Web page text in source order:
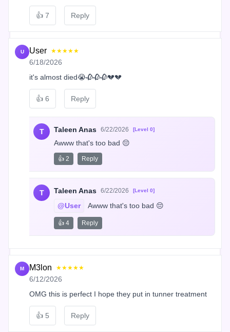
👍 7 Reply
U User ★★★★★
6/18/2026
it's almost died😭🥀🥀🥀💔💔
👍 6 Reply
T Taleen Anas 6/22/2026 [Level 0]
Awww that's too bad 😔
👍 2 Reply
T Taleen Anas 6/22/2026 [Level 0]
@User Awww that's too bad 😔
👍 4 Reply
M M3lon ★★★★★
6/12/2026
OMG this is perfect I hope they put in tunner treatment
👍 5 Reply